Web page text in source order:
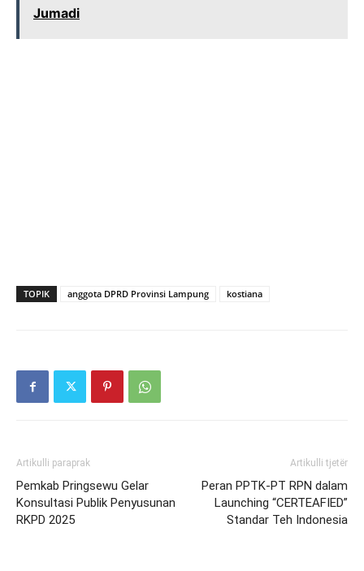
Jumadi
TOPIK anggota DPRD Provinsi Lampung kostiana
Artikulli paraprak
Pemkab Pringsewu Gelar
Konsultasi Publik Penyusunan
RKPD 2025
Artikulli tjetër
Peran PPTK-PT RPN dalam
Launching “CERTEAFIED”
Standar Teh Indonesia